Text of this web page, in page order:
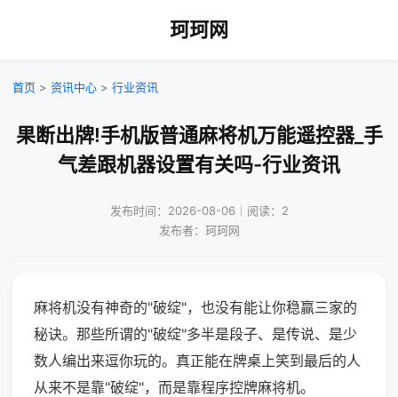
珂珂网
首页 > 资讯中心 > 行业资讯
果断出牌!手机版普通麻将机万能遥控器_手
气差跟机器设置有关吗-行业资讯
发布时间：2026-08-06｜阅读：2
发布者：珂珂网
麻将机没有神奇的"破绽"，也没有能让你稳赢三家的
秘诀。那些所谓的"破绽"多半是段子、是传说、是少
数人编出来逗你玩的。真正能在牌桌上笑到最后的人
从来不是靠"破绽"，而是靠程序控牌麻将机。